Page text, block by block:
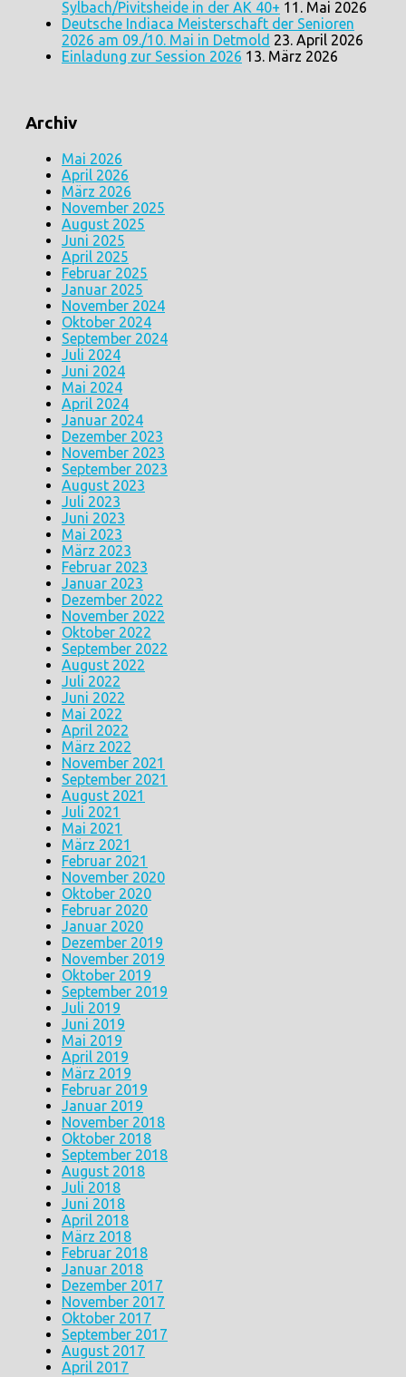
Sylbach/Pivitsheide in der AK 40+ 11. Mai 2026
Deutsche Indiaca Meisterschaft der Senioren
2026 am 09./10. Mai in Detmold 23. April 2026
Einladung zur Session 2026 13. März 2026
Archiv
Mai 2026
April 2026
März 2026
November 2025
August 2025
Juni 2025
April 2025
Februar 2025
Januar 2025
November 2024
Oktober 2024
September 2024
Juli 2024
Juni 2024
Mai 2024
April 2024
Januar 2024
Dezember 2023
November 2023
September 2023
August 2023
Juli 2023
Juni 2023
Mai 2023
März 2023
Februar 2023
Januar 2023
Dezember 2022
November 2022
Oktober 2022
September 2022
August 2022
Juli 2022
Juni 2022
Mai 2022
April 2022
März 2022
November 2021
September 2021
August 2021
Juli 2021
Mai 2021
März 2021
Februar 2021
November 2020
Oktober 2020
Februar 2020
Januar 2020
Dezember 2019
November 2019
Oktober 2019
September 2019
Juli 2019
Juni 2019
Mai 2019
April 2019
März 2019
Februar 2019
Januar 2019
November 2018
Oktober 2018
September 2018
August 2018
Juli 2018
Juni 2018
April 2018
März 2018
Februar 2018
Januar 2018
Dezember 2017
November 2017
Oktober 2017
September 2017
August 2017
April 2017